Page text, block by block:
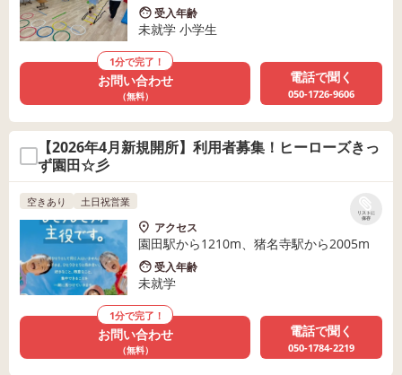
受入年齢
未就学 小学生
1分で完了！
お問い合わせ
（無料）
電話で聞く
050-1726-9606
【2026年4月新規開所】利用者募集！ヒーローズきっ
ず園田☆彡
リストに
保存
空きあり 土日祝営業
アクセス
園田駅から1210m、猪名寺駅から2005m
受入年齢
未就学
1分で完了！
お問い合わせ
（無料）
電話で聞く
050-1784-2219